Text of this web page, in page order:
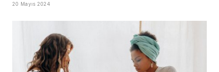
20 Mayıs 2024